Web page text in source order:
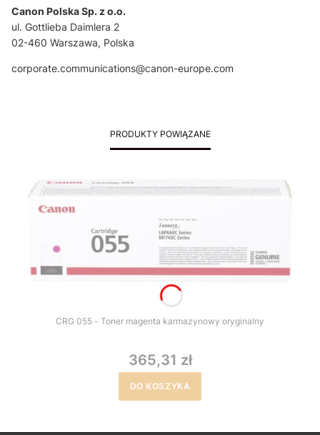
Canon Polska Sp. z o.o.
ul. Gottlieba Daimlera 2
02-460 Warszawa, Polska
corporate.communications@canon-europe.com
PRODUKTY POWIĄZANE
CRG 055 - Toner magenta karmazynowy oryginalny
365,31 zł
DO KOSZYKA